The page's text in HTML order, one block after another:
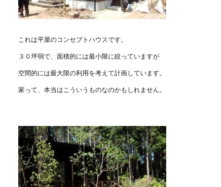
これは平屋のコンセプトハウスです。
３０坪弱で、面積的には最小限に絞っていますが
空間的には最大限の利用を考えて計画しています。
家って、本当はこういうものなのかもしれません。